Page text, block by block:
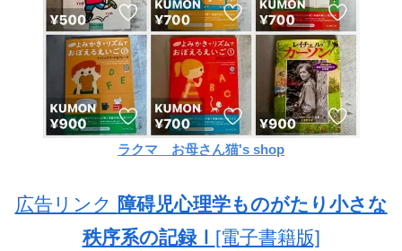
ラクマ お母さん猫's shop
広告リンク 障碍児心理学ものがたり小さな
秩序系の記録Ⅰ [電子書籍版]